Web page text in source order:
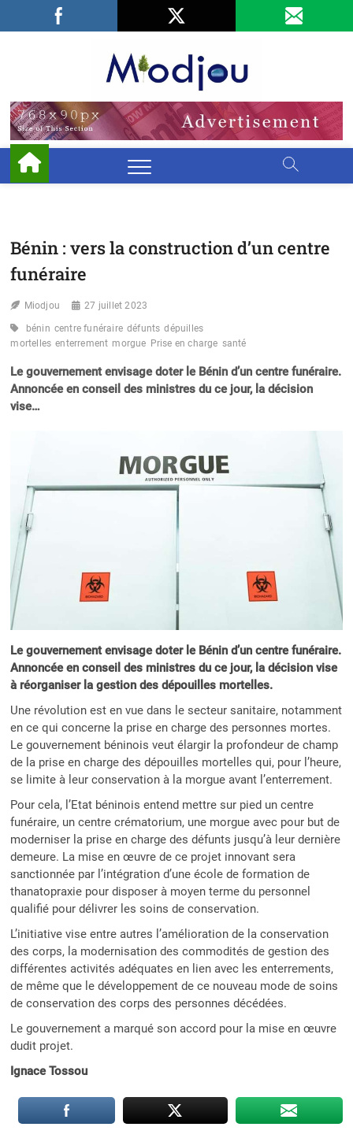
Facebook
LinkedIn
Bénin : vers la construction d’un centre
funéraire
Miodjou 27 juillet 2023
bénin centre funéraire défunts dépuilles
mortelles enterrement morgue Prise en charge santé
Le gouvernement envisage doter le Bénin d’un centre funéraire.
Annoncée en conseil des ministres du ce jour, la décision
vise…
Le gouvernement envisage doter le Bénin d’un centre funéraire.
Annoncée en conseil des ministres du ce jour, la décision vise
à réorganiser la gestion des dépouilles mortelles.
Une révolution est en vue dans le secteur sanitaire, notamment
en ce qui concerne la prise en charge des personnes mortes.
Le gouvernement béninois veut élargir la profondeur de champ
de la prise en charge des dépouilles mortelles qui, pour l’heure,
se limite à leur conservation à la morgue avant l’enterrement.
Pour cela, l’Etat béninois entend mettre sur pied un centre
funéraire, un centre crématorium, une morgue avec pour but de
moderniser la prise en charge des défunts jusqu’à leur dernière
demeure. La mise en œuvre de ce projet innovant sera
sanctionnée par l’intégration d’une école de formation de
thanatopraxie pour disposer à moyen terme du personnel
qualifié pour délivrer les soins de conservation.
L’initiative vise entre autres l’amélioration de la conservation
des corps, la modernisation des commodités de gestion des
différentes activités adéquates en lien avec les enterrements,
de même que le développement de ce nouveau mode de soins
de conservation des corps des personnes décédées.
Le gouvernement a marqué son accord pour la mise en œuvre
dudit projet.
Ignace Tossou